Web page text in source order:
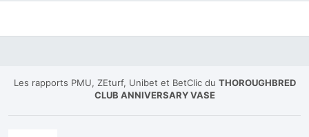
Les rapports PMU, ZEturf, Unibet et BetClic du THOROUGHBRED
CLUB ANNIVERSARY VASE